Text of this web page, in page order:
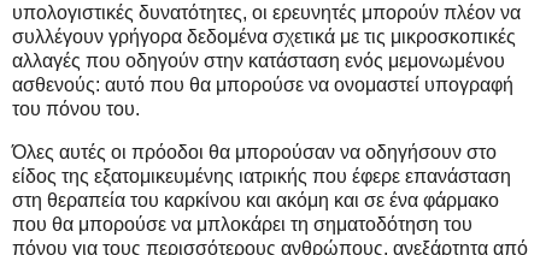
υπολογιστικές δυνατότητες, οι ερευνητές μπορούν πλέον να
συλλέγουν γρήγορα δεδομένα σχετικά με τις μικροσκοπικές
αλλαγές που οδηγούν στην κατάσταση ενός μεμονωμένου
ασθενούς: αυτό που θα μπορούσε να ονομαστεί υπογραφή
του πόνου του.
Όλες αυτές οι πρόοδοι θα μπορούσαν να οδηγήσουν στο
είδος της εξατομικευμένης ιατρικής που έφερε επανάσταση
στη θεραπεία του καρκίνου και ακόμη και σε ένα φάρμακο
που θα μπορούσε να μπλοκάρει τη σηματοδότηση του
πόνου για τους περισσότερους ανθρώπους, ανεξάρτητα από